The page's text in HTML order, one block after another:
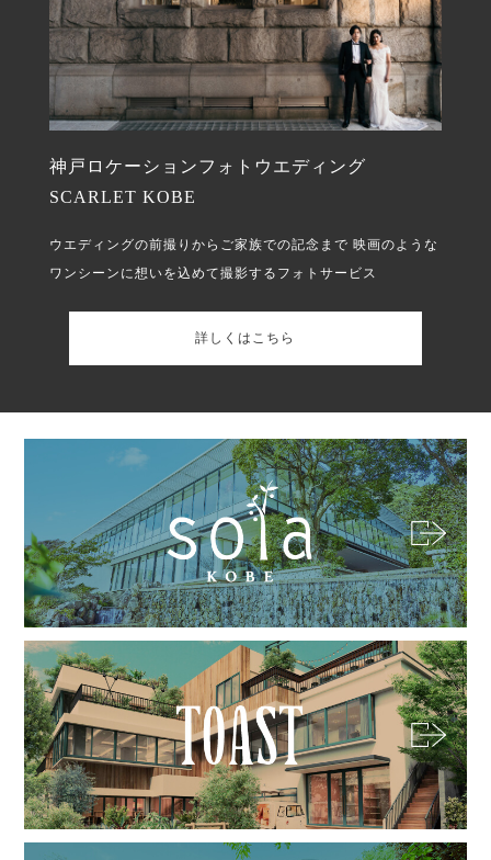
神戸ロケーションフォトウエディング
SCARLET KOBE
ウエディングの前撮りからご家族での記念まで 映画のような
ワンシーンに想いを込めて撮影するフォトサービス
詳しくはこちら